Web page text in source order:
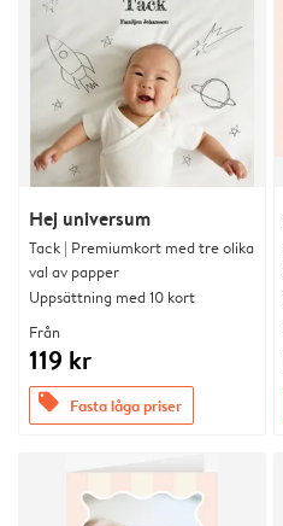
Hej universum
Tack | Premiumkort med tre olika
val av papper
Uppsättning med 10 kort
Från
119 kr
offers Fasta låga priser